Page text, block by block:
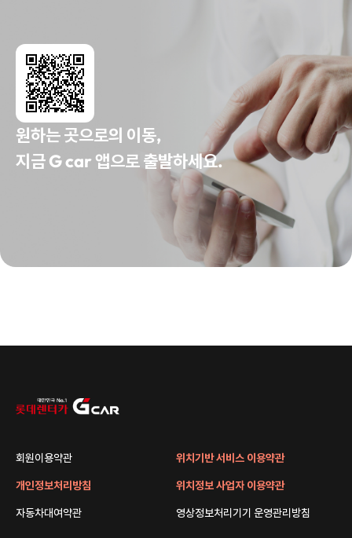
원하는 곳으로의 이동,
지금 G car 앱으로 출발하세요.
회원이용약관
개인정보처리방침
자동차대여약관
위치기반 서비스 이용약관
위치정보 사업자 이용약관
영상정보처리기기 운영관리방침